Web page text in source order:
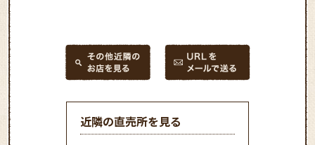
近隣の直売所を見る